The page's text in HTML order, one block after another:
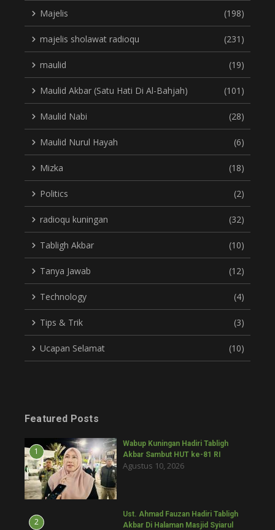
Majelis (198)
majelis sholawat radioqu (231)
maulid (19)
Maulid Akbar (Satu Hati Di Al-Bahjah) (101)
Maulid Nabi (28)
Maulid Nurul Hayah (6)
Mizka (18)
Politics (2)
radioqu kuningan (32)
Tabligh Akbar (10)
Tanya Jawab (12)
Technology (4)
Tips & Trik (3)
Ucapan Selamat (10)
Featured Posts
1
Wabup Kuningan Hadiri Tabligh
Akbar Sambut HUT ke-81 RI
Agustus 10, 2026
2
Ust. Ahmad Fauzan Hadiri Tabligh
Akbar Di Halaman Masjid Syiarul